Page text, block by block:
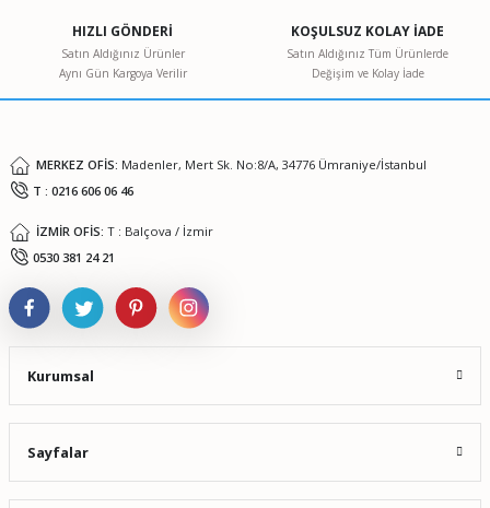
Ürün bilgilerinde hatalar bulunuyor.
Ürün fiyatı diğer sitelerden daha pahalı.
HIZLI GÖNDERİ
Satın Aldığınız Ürünler
Aynı Gün Kargoya Verilir
KOŞULSUZ KOLAY İADE
Satın Aldığınız Tüm Ürünlerde
Değişim ve Kolay İade
MERKEZ OFİS: Madenler, Mert Sk. No:8/A, 34776 Ümraniye/İstanbul
T : 0216 606 06 46
İZMİR OFİS: T : Balçova / İzmir
0530 381 24 21
Kurumsal
Sayfalar